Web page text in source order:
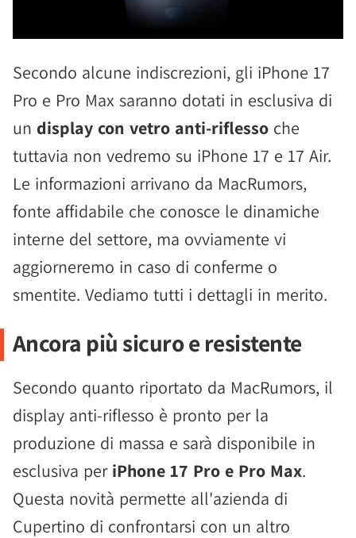
Secondo alcune indiscrezioni, gli iPhone 17
Pro e Pro Max saranno dotati in esclusiva di
un display con vetro anti-riflesso che
tuttavia non vedremo su iPhone 17 e 17 Air.
Le informazioni arrivano da MacRumors,
fonte affidabile che conosce le dinamiche
interne del settore, ma ovviamente vi
aggiorneremo in caso di conferme o
smentite. Vediamo tutti i dettagli in merito.
Ancora più sicuro e resistente
Secondo quanto riportato da MacRumors, il
display anti-riflesso è pronto per la
produzione di massa e sarà disponibile in
esclusiva per iPhone 17 Pro e Pro Max.
Questa novità permette all'azienda di
Cupertino di confrontarsi con un altro